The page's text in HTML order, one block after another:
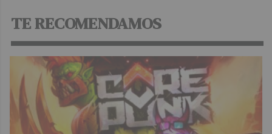
TE RECOMENDAMOS